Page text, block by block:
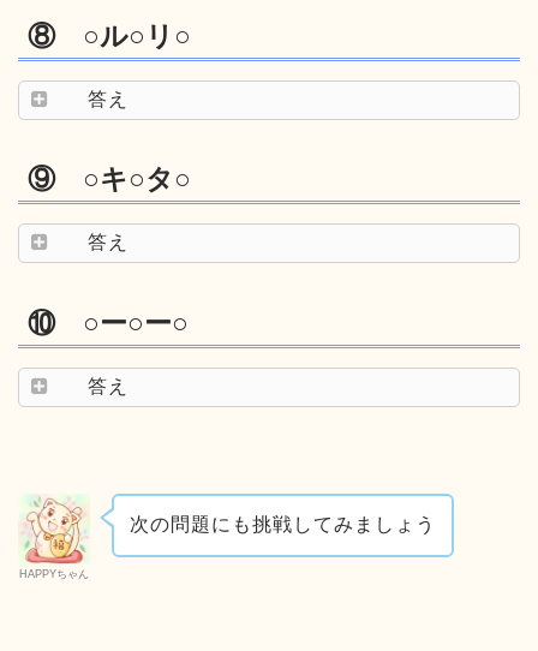
⑧ ○ル○リ○
答え
⑨ ○キ○タ○
答え
⑩ ○ー○ー○
答え
HAPPYちゃん
次の問題にも挑戦してみましょう